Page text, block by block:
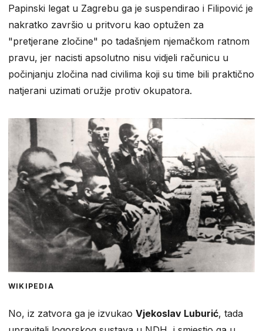
Papinski legat u Zagrebu ga je suspendirao i Filipović je
nakratko završio u pritvoru kao optužen za
"pretjerane zločine" po tadašnjem njemačkom ratnom
pravu, jer nacisti apsolutno nisu vidjeli računicu u
počinjanju zločina nad civilima koji su time bili praktično
natjerani uzimati oružje protiv okupatora.
WIKIPEDIA
No, iz zatvora ga je izvukao Vjekoslav Luburić, tada